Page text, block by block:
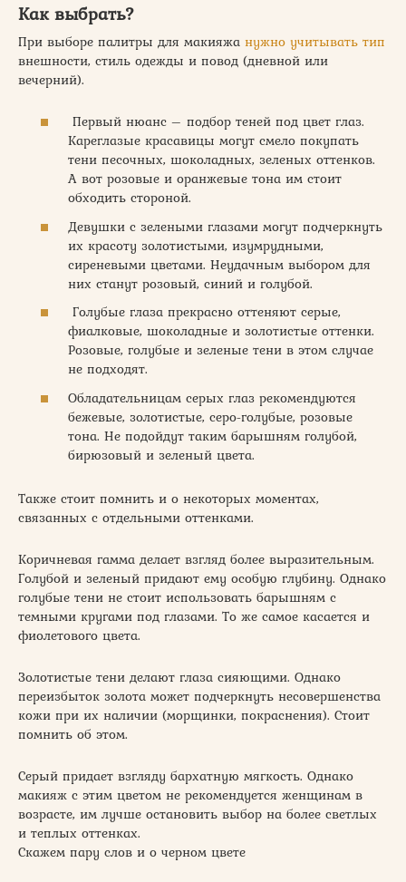
Как выбрать?
При выборе палитры для макияжа нужно учитывать тип
внешности, стиль одежды и повод (дневной или
вечерний).
Первый нюанс – подбор теней под цвет глаз.
Кареглазые красавицы могут смело покупать
тени песочных, шоколадных, зеленых оттенков.
А вот розовые и оранжевые тона им стоит
обходить стороной.
Девушки с зелеными глазами могут подчеркнуть
их красоту золотистыми, изумрудными,
сиреневыми цветами. Неудачным выбором для
них станут розовый, синий и голубой.
Голубые глаза прекрасно оттеняют серые,
фиалковые, шоколадные и золотистые оттенки.
Розовые, голубые и зеленые тени в этом случае
не подходят.
Обладательницам серых глаз рекомендуются
бежевые, золотистые, серо-голубые, розовые
тона. Не подойдут таким барышням голубой,
бирюзовый и зеленый цвета.
Также стоит помнить и о некоторых моментах,
связанных с отдельными оттенками.
Коричневая гамма делает взгляд более выразительным.
Голубой и зеленый придают ему особую глубину. Однако
голубые тени не стоит использовать барышням с
темными кругами под глазами. То же самое касается и
фиолетового цвета.
Золотистые тени делают глаза сияющими. Однако
переизбыток золота может подчеркнуть несовершенства
кожи при их наличии (морщинки, покраснения). Стоит
помнить об этом.
Серый придает взгляду бархатную мягкость. Однако
макияж с этим цветом не рекомендуется женщинам в
возрасте, им лучше остановить выбор на более светлых
и теплых оттенках.
Скажем пару слов и о черном цвете